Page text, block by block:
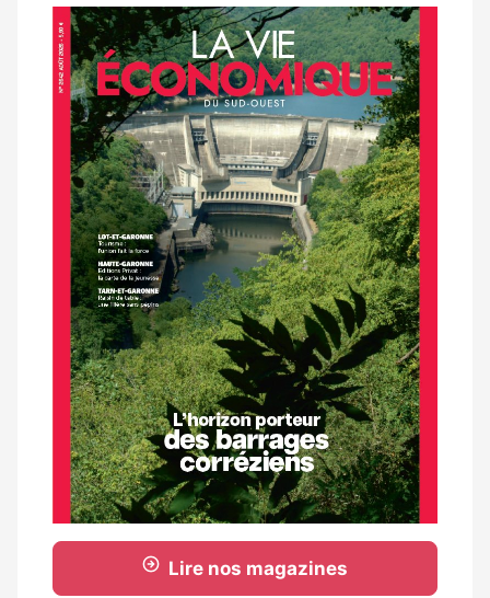
aux
abonnés
Notre
dernier
magazine
Lire nos magazines